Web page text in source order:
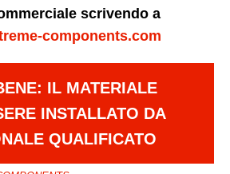
scrivendo a
components.com
IL MATERIALE
INSTALLATO DA
QUALIFICATO